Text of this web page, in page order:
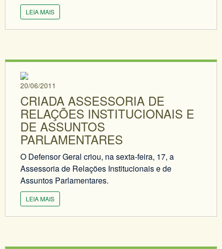
LEIA MAIS
20/06/2011
CRIADA ASSESSORIA DE
RELAÇÕES INSTITUCIONAIS E
DE ASSUNTOS
PARLAMENTARES
O Defensor Geral criou, na sexta-feira, 17, a
Assessoria de Relações Institucionais e de
Assuntos Parlamentares.
LEIA MAIS